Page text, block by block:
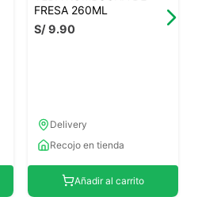
FRESA 260ML
S/9.90
Delivery
Recojo en tienda
Añadir al carrito